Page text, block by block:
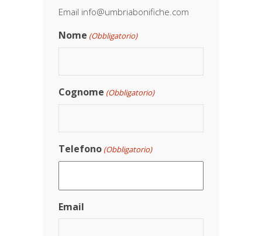
Email info@umbriabonifiche.com
Nome (Obbligatorio)
Cognome (Obbligatorio)
Telefono (Obbligatorio)
Email